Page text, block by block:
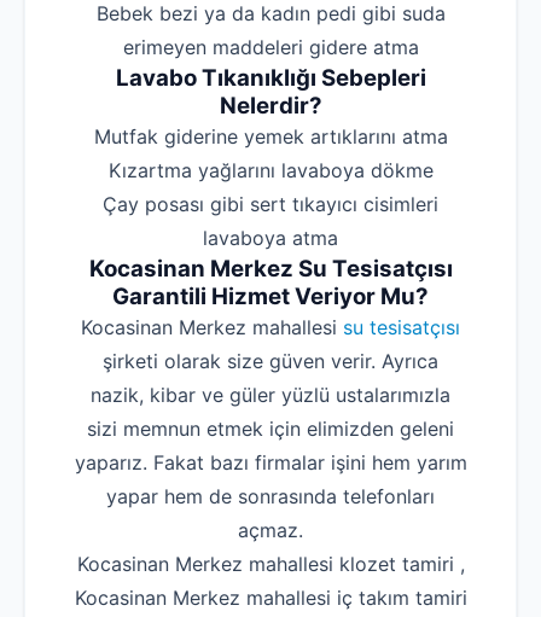
Robotla
Su Kaçağı
Profesyonel Petek
Uzmana Sor
İletişim
‌Bebek bezi ya da kadın pedi gibi suda
erimeyen maddeleri gidere atma
Lavabo Tıkanıklığı Sebepleri
Nelerdir?
‌Mutfak giderine yemek artıklarını atma
‌Kızartma yağlarını lavaboya dökme
‌Çay posası gibi sert tıkayıcı cisimleri
lavaboya atma
Kocasinan Merkez Su Tesisatçısı
Garantili Hizmet Veriyor Mu?
Kocasinan Merkez mahallesi su tesisatçısı
şirketi olarak size güven verir. Ayrıca
nazik, kibar ve güler yüzlü ustalarımızla
sizi memnun etmek için elimizden geleni
yaparız. Fakat bazı firmalar işini hem yarım
yapar hem de sonrasında telefonları
açmaz.
Kocasinan Merkez mahallesi klozet tamiri ,
Kocasinan Merkez mahallesi iç takım tamiri